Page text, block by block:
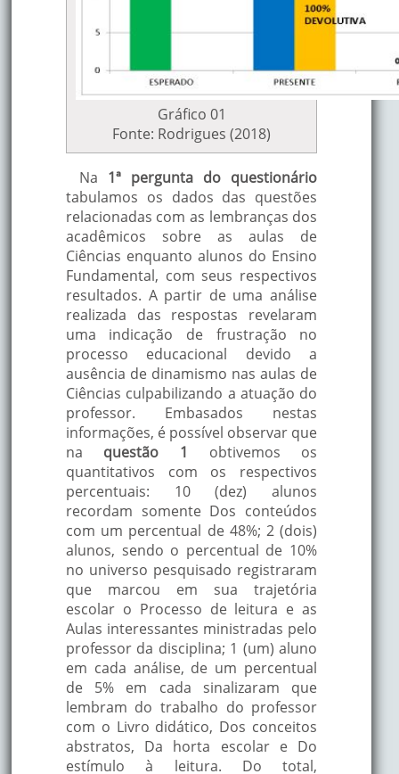
Gráfico 01
Fonte: Rodrigues (2018)
Na 1ª pergunta do questionário
tabulamos os dados das questões
relacionadas com as lembranças dos
acadêmicos sobre as aulas de
Ciências enquanto alunos do Ensino
Fundamental, com seus respectivos
resultados. A partir de uma análise
realizada das respostas revelaram
uma indicação de frustração no
processo educacional devido a
ausência de dinamismo nas aulas de
Ciências culpabilizando a atuação do
professor. Embasados nestas
informações, é possível observar que
na questão 1 obtivemos os
quantitativos com os respectivos
percentuais: 10 (dez) alunos
recordam somente Dos conteúdos
com um percentual de 48%; 2 (dois)
alunos, sendo o percentual de 10%
no universo pesquisado registraram
que marcou em sua trajetória
escolar o Processo de leitura e as
Aulas interessantes ministradas pelo
professor da disciplina; 1 (um) aluno
em cada análise, de um percentual
de 5% em cada sinalizaram que
lembram do trabalho do professor
com o Livro didático, Dos conceitos
abstratos, Da horta escolar e Do
estímulo à leitura. Do total,